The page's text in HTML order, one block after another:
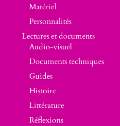
Matériel
Personnalités
Lectures et documents
Audio-visuel
Documents techniques
Guides
Histoire
Littérature
Réflexions